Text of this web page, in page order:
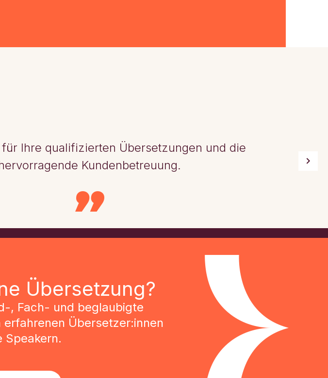
Ihre qualifizierten Übersetzungen und die
Kundenbetreuung.
Übersetzung?
, Fach- und beglaubigte
Übersetzer:innen
Speakern.